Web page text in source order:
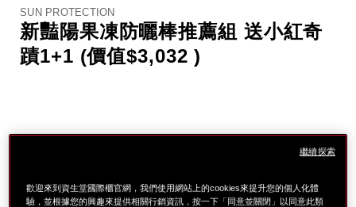
際
櫃
SUN PROTECTION
新豔陽果凍防曬棒推薦組 送小紅奇
蹟1+1 (價值$3,032 )
歡迎來到資生堂國際櫃官網，我們使用網站上的cookies來提升您的個人化體
驗，並根據您的興趣來提供相關行銷資訊，按一下「同意並關閉」以同意此類
繼續探索